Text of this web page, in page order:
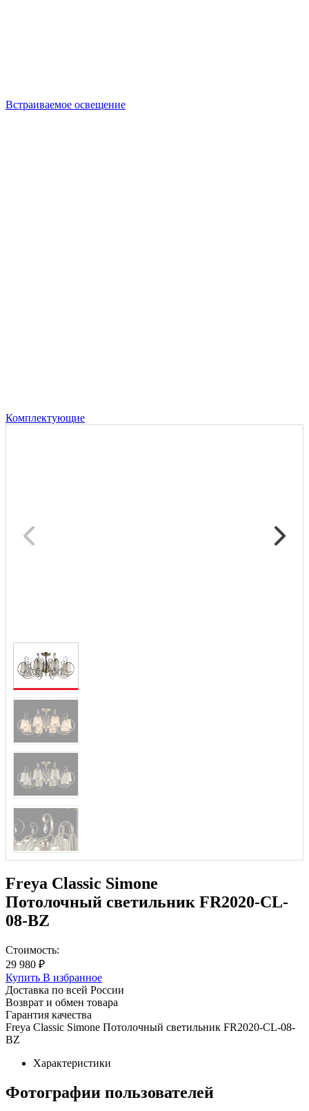
Встраиваемое освещение
Комплектующие
Freya Classic Simone
Потолочный светильник FR2020-CL-
08-BZ
Стоимость:
29 980 ₽
Купить В избранное
Доставка по всей России
Возврат и обмен товара
Гарантия качества
Freya Classic Simone Потолочный светильник FR2020-CL-08-
BZ
Характеристики
Фотографии пользователей